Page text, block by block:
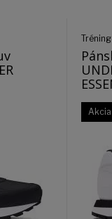
Tréning
Akcia